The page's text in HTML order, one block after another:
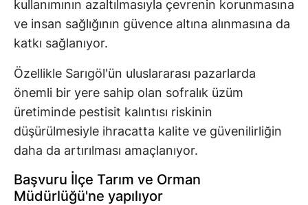
kullanımının azaltılmasıyla çevrenin korunmasına
ve insan sağlığının güvence altına alınmasına da
katkı sağlanıyor.
Özellikle Sarıgöl'ün uluslararası pazarlarda
önemli bir yere sahip olan sofralık üzüm
üretiminde pestisit kalıntısı riskinin
düşürülmesiyle ihracatta kalite ve güvenilirliğin
daha da artırılması amaçlanıyor.
Başvuru İlçe Tarım ve Orman
Müdürlüğü'ne yapılıyor